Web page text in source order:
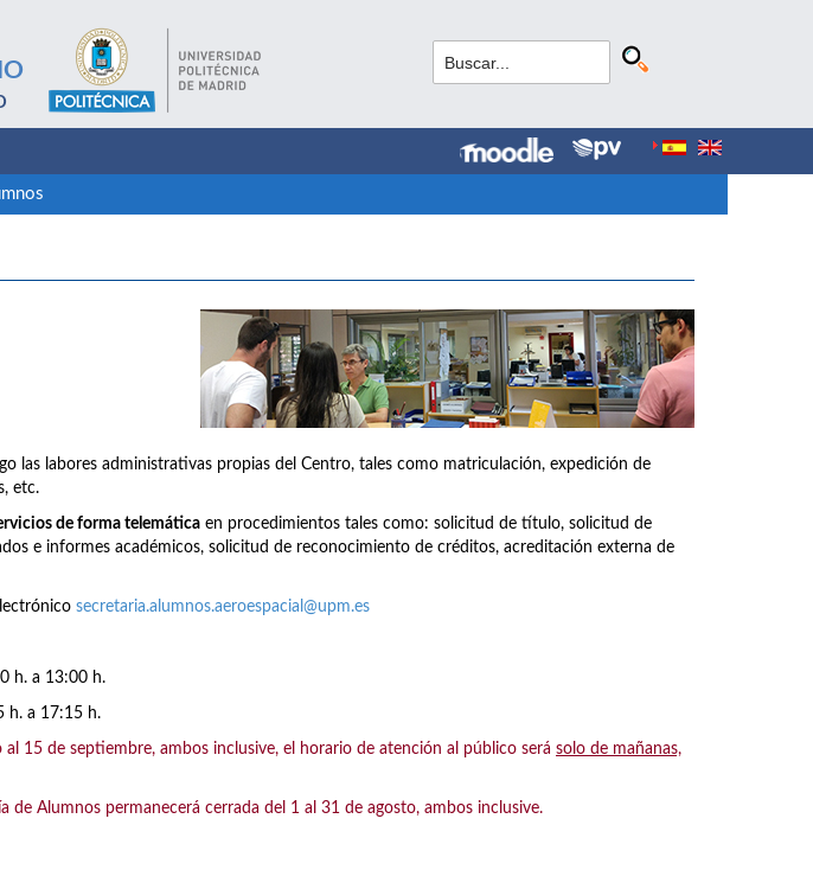
las labores administrativas propias del Centro, tales como matriculación, expedición de
etc.
de forma telemática en procedimientos tales como: solicitud de título, solicitud de
e informes académicos, solicitud de reconocimiento de créditos, acreditación externa de
secretaria.alumnos.aeroespacial@upm.es
h. a 13:00 h.
h. a 17:15 h.
15 de septiembre, ambos inclusive, el horario de atención al público será solo de mañanas,
de Alumnos permanecerá cerrada del 1 al 31 de agosto, ambos inclusive.